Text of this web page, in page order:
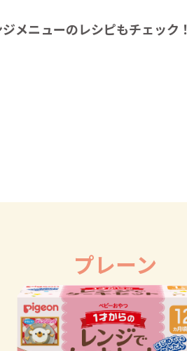
メニューのレシピもチェック！
プレーン